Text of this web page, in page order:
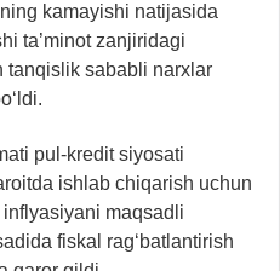
kamayishi natijasida
ta’minot zanjiridagi
tanqislik sababli narxlar
pul-kredit siyosati
ishlab chiqarish uchun
inflyasiyani maqsadli
fiskal rag‘batlantirish